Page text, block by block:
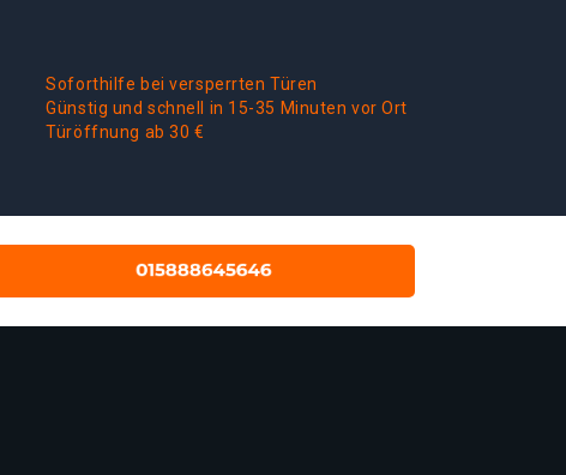
Soforthilfe bei versperrten Türen
Günstig und schnell in 15-35 Minuten vor Ort
Türöffnung ab 30 €